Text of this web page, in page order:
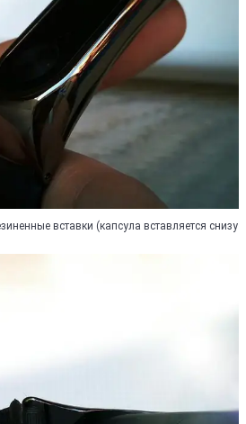
вставки (капсула вставляется снизу